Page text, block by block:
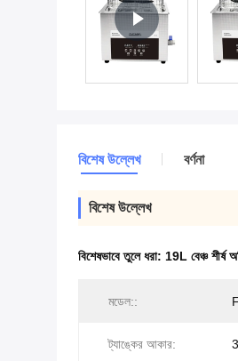
বিশেষ উল্লেখ বর্ণনা
বিশেষ উল্লেখ
বিশেষভাবে তুলে ধরা: 19L বেঞ্চ শীর্ষ
মডেল::
ট্যাঙ্কের আকার: